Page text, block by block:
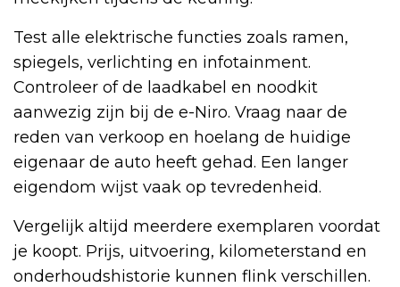
Test alle elektrische functies zoals ramen,
spiegels, verlichting en infotainment.
Controleer of de laadkabel en noodkit
aanwezig zijn bij de e-Niro. Vraag naar de
reden van verkoop en hoelang de huidige
eigenaar de auto heeft gehad. Een langer
eigendom wijst vaak op tevredenheid.
Vergelijk altijd meerdere exemplaren voordat
je koopt. Prijs, uitvoering, kilometerstand en
onderhoudshistorie kunnen flink verschillen.